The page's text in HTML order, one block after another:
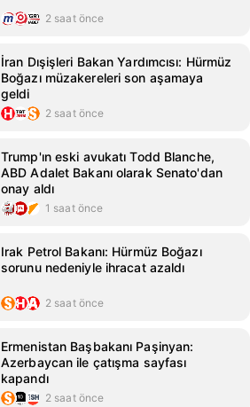
2 saat önce
İran Dışişleri Bakan Yardımcısı: Hürmüz
Boğazı müzakereleri son aşamaya
geldi
2 saat önce
Trump'ın eski avukatı Todd Blanche,
ABD Adalet Bakanı olarak Senato'dan
onay aldı
1 saat önce
Irak Petrol Bakanı: Hürmüz Boğazı
sorunu nedeniyle ihracat azaldı
2 saat önce
Ermenistan Başbakanı Paşinyan:
Azerbaycan ile çatışma sayfası
kapandı
2 saat önce